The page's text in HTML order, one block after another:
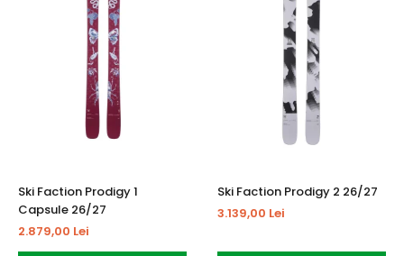
Ski Faction Prodigy 1
Capsule 26/27
2.879,00 Lei
Ski Faction Prodigy 2 26/27
3.139,00 Lei